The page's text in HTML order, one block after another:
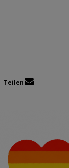
Teilen